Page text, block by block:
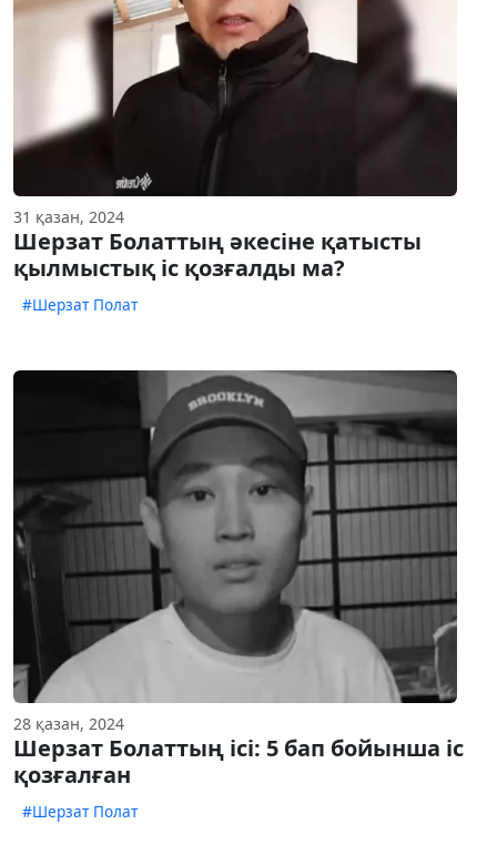
31 қазан, 2024
Шерзат Болаттың әкесіне қатысты
қылмыстық іс қозғалды ма?
#Шерзат Полат
28 қазан, 2024
Шерзат Болаттың ісі: 5 бап бойынша іс
қозғалған
#Шерзат Полат